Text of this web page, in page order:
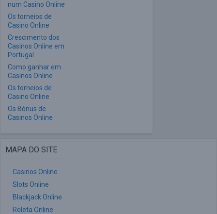
num Casino Online
Os torneios de
Casino Online
Crescimento dos
Casinos Online em
Portugal
Como ganhar em
Casinos Online
Os torneios de
Casino Online
Os Bónus de
Casinos Online
MAPA DO SITE
Casinos Online
Slots Online
Blackjack Online
Roleta Online